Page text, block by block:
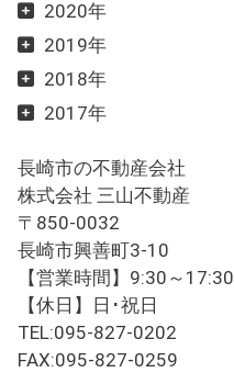
2020年
2019年
2018年
2017年
長崎市の不動産会社
株式会社 三山不動産
〒850-0032
長崎市興善町3-10
【営業時間】9:30～17:30
【休日】日･祝日
TEL:095-827-0202
FAX:095-827-0259